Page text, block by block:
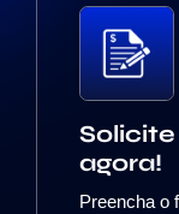
agora!
Preencha o